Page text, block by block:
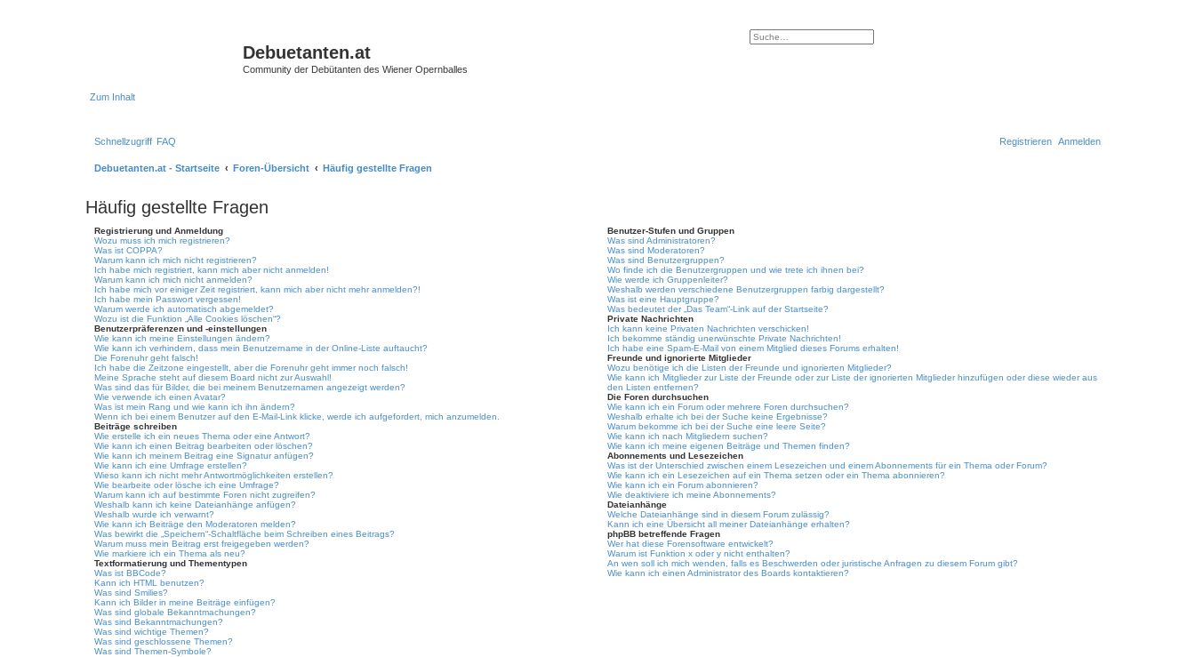
Debuetanten.at
Community der Debütanten des Wiener Opernballes
Zum Inhalt
Schnellzugriff FAQ Anmelden
Registrieren
Debuetanten.at - Startseite Foren-Übersicht Häufig gestellte Fragen
Häufig gestellte Fragen
Registrierung und Anmeldung
Wozu muss ich mich registrieren?
Was ist COPPA?
Warum kann ich mich nicht registrieren?
Ich habe mich registriert, kann mich aber nicht anmelden!
Warum kann ich mich nicht anmelden?
Ich habe mich vor einiger Zeit registriert, kann mich aber nicht mehr anmelden?!
Ich habe mein Passwort vergessen!
Warum werde ich automatisch abgemeldet?
Wozu ist die Funktion „Alle Cookies löschen“?
Benutzerpräferenzen und -einstellungen
Wie kann ich meine Einstellungen ändern?
Wie kann ich verhindern, dass mein Benutzername in der Online-Liste auftaucht?
Die Forenuhr geht falsch!
Ich habe die Zeitzone eingestellt, aber die Forenuhr geht immer noch falsch!
Meine Sprache steht auf diesem Board nicht zur Auswahl!
Was sind das für Bilder, die bei meinem Benutzernamen angezeigt werden?
Wie verwende ich einen Avatar?
Was ist mein Rang und wie kann ich ihn ändern?
Wenn ich bei einem Benutzer auf den E-Mail-Link klicke, werde ich aufgefordert, mich anzumelden.
Beiträge schreiben
Wie erstelle ich ein neues Thema oder eine Antwort?
Wie kann ich einen Beitrag bearbeiten oder löschen?
Wie kann ich meinem Beitrag eine Signatur anfügen?
Wie kann ich eine Umfrage erstellen?
Wieso kann ich nicht mehr Antwortmöglichkeiten erstellen?
Wie bearbeite oder lösche ich eine Umfrage?
Warum kann ich auf bestimmte Foren nicht zugreifen?
Weshalb kann ich keine Dateianhänge anfügen?
Weshalb wurde ich verwarnt?
Wie kann ich Beiträge den Moderatoren melden?
Was bewirkt die „Speichern“-Schaltfläche beim Schreiben eines Beitrags?
Warum muss mein Beitrag erst freigegeben werden?
Wie markiere ich ein Thema als neu?
Textformatierung und Thementypen
Was ist BBCode?
Kann ich HTML benutzen?
Was sind Smilies?
Kann ich Bilder in meine Beiträge einfügen?
Was sind globale Bekanntmachungen?
Was sind Bekanntmachungen?
Was sind wichtige Themen?
Was sind geschlossene Themen?
Was sind Themen-Symbole?
Benutzer-Stufen und Gruppen
Was sind Administratoren?
Was sind Moderatoren?
Was sind Benutzergruppen?
Wo finde ich die Benutzergruppen und wie trete ich ihnen bei?
Wie werde ich Gruppenleiter?
Weshalb werden verschiedene Benutzergruppen farbig dargestellt?
Was ist eine Hauptgruppe?
Was bedeutet der „Das Team“-Link auf der Startseite?
Private Nachrichten
Ich kann keine Privaten Nachrichten verschicken!
Ich bekomme ständig unerwünschte Private Nachrichten!
Ich habe eine Spam-E-Mail von einem Mitglied dieses Forums erhalten!
Freunde und ignorierte Mitglieder
Wozu benötige ich die Listen der Freunde und ignorierten Mitglieder?
Wie kann ich Mitglieder zur Liste der Freunde oder zur Liste der ignorierten Mitglieder hinzufügen oder diese wieder aus
den Listen entfernen?
Die Foren durchsuchen
Wie kann ich ein Forum oder mehrere Foren durchsuchen?
Weshalb erhalte ich bei der Suche keine Ergebnisse?
Warum bekomme ich bei der Suche eine leere Seite?
Wie kann ich nach Mitgliedern suchen?
Wie kann ich meine eigenen Beiträge und Themen finden?
Abonnements und Lesezeichen
Was ist der Unterschied zwischen einem Lesezeichen und einem Abonnements für ein Thema oder Forum?
Wie kann ich ein Lesezeichen auf ein Thema setzen oder ein Thema abonnieren?
Wie kann ich ein Forum abonnieren?
Wie deaktiviere ich meine Abonnements?
Dateianhänge
Welche Dateianhänge sind in diesem Forum zulässig?
Kann ich eine Übersicht all meiner Dateianhänge erhalten?
phpBB betreffende Fragen
Wer hat diese Forensoftware entwickelt?
Warum ist Funktion x oder y nicht enthalten?
An wen soll ich mich wenden, falls es Beschwerden oder juristische Anfragen zu diesem Forum gibt?
Wie kann ich einen Administrator des Boards kontaktieren?